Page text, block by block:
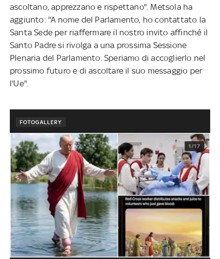
ascoltano, apprezzano e rispettano". Metsola ha
aggiunto: "A nome del Parlamento, ho contattato la
Santa Sede per riaffermare il nostro invito affinché il
Santo Padre si rivolga a una prossima Sessione
Plenaria del Parlamento. Speriamo di accoglierlo nel
prossimo futuro e di ascoltare il suo messaggio per
l'Ue".
FOTOGALLERY
1/17